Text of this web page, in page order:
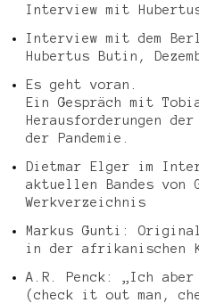
Interview mit
Interview mit dem
Hubertus Butin,
Es geht voran.
Ein Gespräch mit
Herausforderungen der
der Pandemie.
Dietmar Elger im
aktuellen Bandes von
Werkverzeichnis
Markus Gunti:
in der afrikanischen
A.R. Penck: „Ich aber
(check it out man,